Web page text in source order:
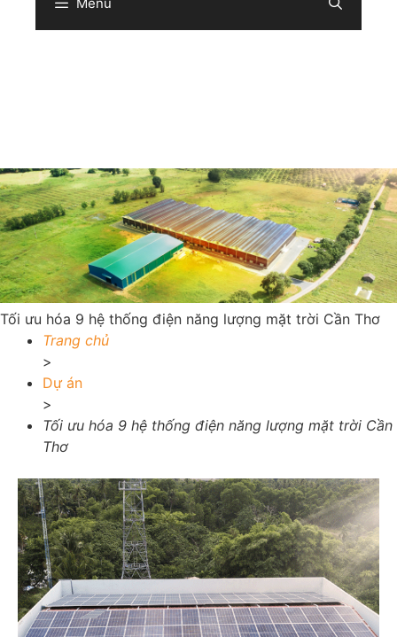
Tối ưu hóa 9 hệ thống điện năng lượng mặt trời Cần Thơ
Trang chủ
>
Dự án
>
Tối ưu hóa 9 hệ thống điện năng lượng mặt trời Cần
Thơ